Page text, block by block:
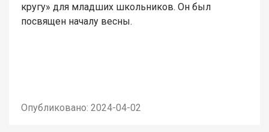
кругу» для младших школьников. Он был
посвящен началу весны.
Опубликовано: 2024-04-02